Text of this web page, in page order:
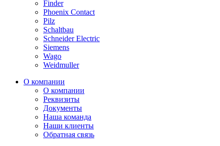
Finder
Phoenix Contact
Pilz
Schaltbau
Schneider Electric
Siemens
Wago
Weidmuller
О компании
О компании
Реквизиты
Документы
Наша команда
Наши клиенты
Обратная связь